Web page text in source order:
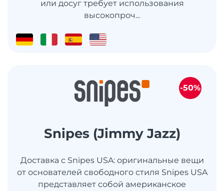
или досуг требует использования
высокопроч...
Snipes (Jimmy Jazz)
Доставка с Snipes USA: оригинальные вещи
от основателей свободного стиля Snipes USA
представляет собой американское
-50%